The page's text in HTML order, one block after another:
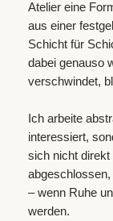
Atelier eine
aus einer
Schicht für
dabei genauso
verschwindet,
Ich arbeite
interessiert,
sich nicht direkt
– wenn Ruhe
werden.